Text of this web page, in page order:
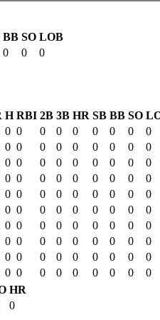
BB SO LOB
0 0
0
H RBI 2B 3B HR SB BB SO
0 0 0 0 0 0 0 0
0
0 0 0 0 0 0 0 0
0
0 0 0 0 0 0 0 0
0
0 0 0 0 0 0 0 0
0
0 0 0 0 0 0 0 0
0
0 0 0 0 0 0 0 0
0
0 0 0 0 0 0 0 0
0
0 0 0 0 0 0 0 0
0
0 0 0 0 0 0 0 0
0
0 0 0 0 0 0 0 0
0
HR
0